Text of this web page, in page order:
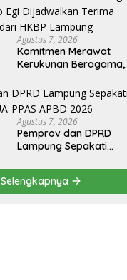
Besar Desa Helau
Agustus 7, 2026
Komitmen Merawat
Kerukunan Beragama,
Dijadwalkan Terima
Penghargaan dari HKBP
Lampung
Agustus 7, 2026
Pemprov dan DPRD
Lampung Sepakati
APBD 2026
Selengkapnya